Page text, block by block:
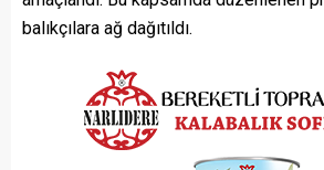
balıkçılara ağ dağıtıldı.